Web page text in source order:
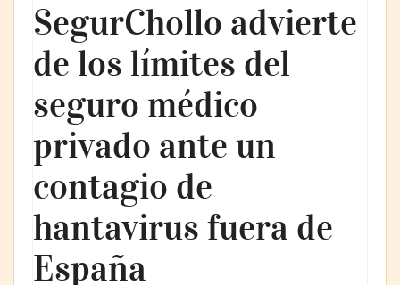
SegurChollo advierte
de los límites del
seguro médico
privado ante un
contagio de
hantavirus fuera de
España